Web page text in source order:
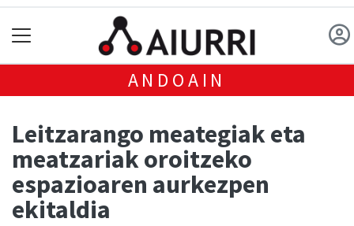
ANDOAIN
Leitzarango meategiak eta
meatzariak oroitzeko
espazioaren aurkezpen
ekitaldia